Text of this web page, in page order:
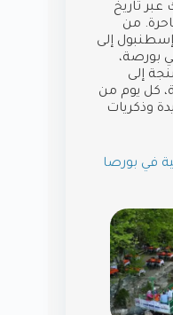
تاريخ
من
إسطنبول إلى
بورصة،
إلى
كل يوم من
وذكريات